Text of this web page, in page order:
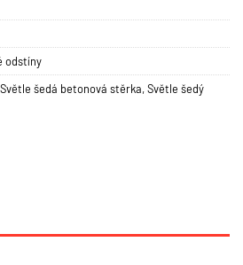
odstíny
Světle šedá betonová stěrka,Světle šedý